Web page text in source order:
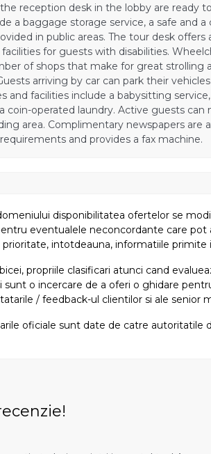
reception desk in the lobby are ready
a baggage storage service, a safe and
in public areas. The tour desk
for guests with disabilities.
of shops that make for great strolling
arriving by car can park their
and facilities include a babysitting
coin-operated laundry. Active guests
area. Complimentary newspapers are
and provides a fax machine.
disponibilitatea ofertelor se
eventualele neconcordante care
prioritate, intotdeauna, informatiile primite
propriile clasificari atunci cand
sunt o incercare de a oferi o ghidare
/ feedback-ul clientilor si ale senior
oficiale sunt date de catre